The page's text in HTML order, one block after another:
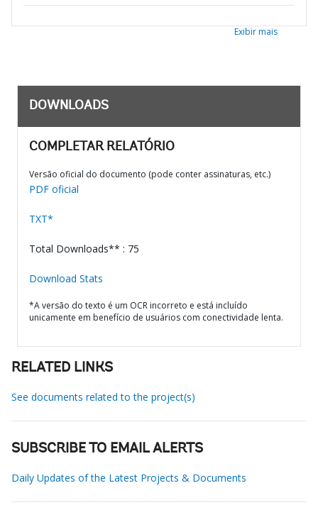
Exibir mais
DOWNLOADS
COMPLETAR RELATÓRIO
Versão oficial do documento (pode conter assinaturas, etc.)
PDF oficial
TXT*
Total Downloads** : 75
Download Stats
*A versão do texto é um OCR incorreto e está incluído
unicamente em benefício de usuários com conectividade lenta.
RELATED LINKS
See documents related to the project(s)
SUBSCRIBE TO EMAIL ALERTS
Daily Updates of the Latest Projects & Documents